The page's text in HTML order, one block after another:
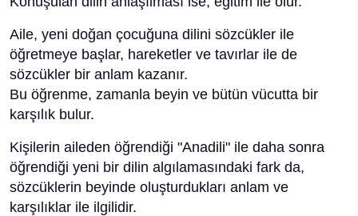
Aile, yeni doğan çocuğuna dilini sözcükler ile
öğretmeye başlar, hareketler ve tavırlar ile de
sözcükler bir anlam kazanır.
Bu öğrenme, zamanla beyin ve bütün vücutta bir
karşılık bulur.
Kişilerin aileden öğrendiği "Anadili" ile daha sonra
öğrendiği yeni bir dilin algılamasındaki fark da,
sözcüklerin beyinde oluşturdukları anlam ve
karşılıklar ile ilgilidir.